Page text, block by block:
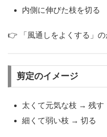
内側に伸びた枝を切る
👉 「風通しをよくする」の
剪定のイメージ
太くて元気な枝 → 残す
細くて弱い枝 → 切る